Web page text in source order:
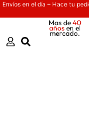
Envíos en el día – Hace tu
Mas de 40
añosen el
mercado.